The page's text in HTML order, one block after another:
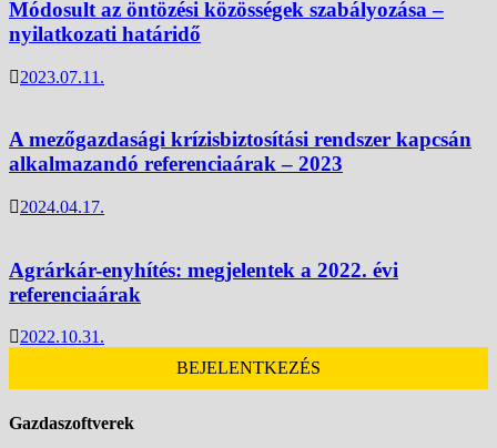
Módosult az öntözési közösségek szabályozása –
nyilatkozati határidő
2023.07.11.
A mezőgazdasági krízisbiztosítási rendszer kapcsán
alkalmazandó referenciaárak – 2023
2024.04.17.
Agrárkár-enyhítés: megjelentek a 2022. évi
referenciaárak
2022.10.31.
BEJELENTKEZÉS
Gazdaszoftverek